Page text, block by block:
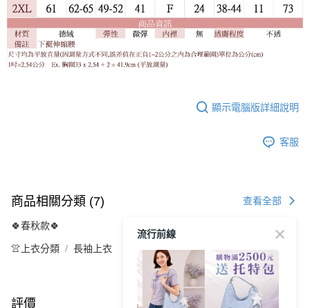
顯示電腦版詳細說明
客服
商品相關分類 (7) 查看全部
🍀春秋款🍀
👚上衣分類 長袖上衣
評價
流行前線